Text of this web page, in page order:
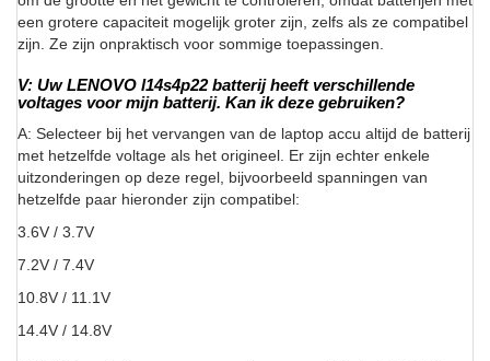
een grotere capaciteit mogelijk groter zijn, zelfs als ze compatibel
zijn. Ze zijn onpraktisch voor sommige toepassingen.
V: Uw LENOVO l14s4p22 batterij heeft verschillende
voltages voor mijn batterij. Kan ik deze gebruiken?
A: Selecteer bij het vervangen van de laptop accu altijd de batterij
met hetzelfde voltage als het origineel. Er zijn echter enkele
uitzonderingen op deze regel, bijvoorbeeld spanningen van
hetzelfde paar hieronder zijn compatibel:
3.6V / 3.7V
7.2V / 7.4V
10.8V / 11.1V
14.4V / 14.8V